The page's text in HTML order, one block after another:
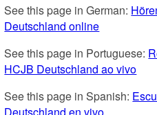
See this page in German:
Deutschland online
See this page in Portuguese:
HCJB Deutschland ao vivo
See this page in Spanish:
Deutschland en vivo